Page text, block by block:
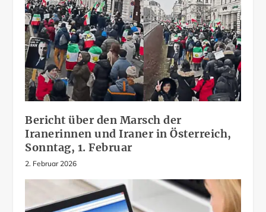
Bericht über den Marsch der
Iranerinnen und Iraner in Österreich,
Sonntag, 1. Februar
2. Februar 2026